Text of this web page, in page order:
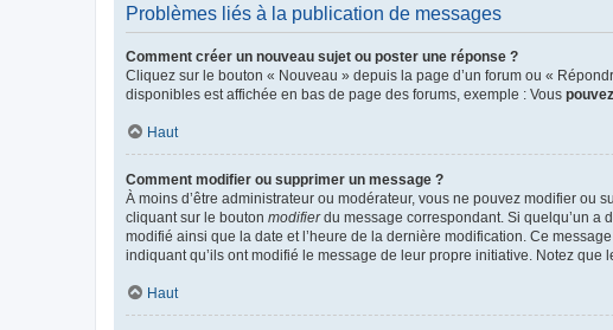
Problèmes liés à la publication de messages
Comment créer un nouveau sujet ou poster une réponse ?
Cliquez sur le bouton « Nouveau » depuis la page d’un forum ou «
disponibles est affichée en bas de page des forums, exemple : Vous pouvez
Haut
Comment modifier ou supprimer un message ?
À moins d’être administrateur ou modérateur, vous ne pouvez modifier
cliquant sur le bouton modifierdu message correspondant. Si quelqu’un a
modifié ainsi que la date et l’heure de la dernière modification. Ce
indiquant qu’ils ont modifié le message de leur propre initiative. Notez
Haut